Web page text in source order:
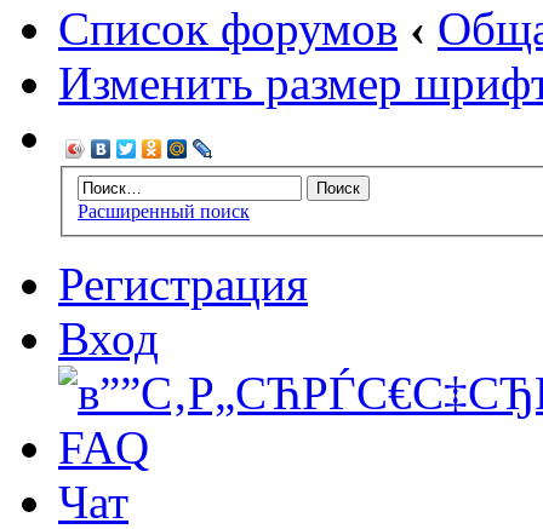
Список форумов ‹
Изменить размер
Расширенный поиск
Регистрация
Вход
FAQ
Чат